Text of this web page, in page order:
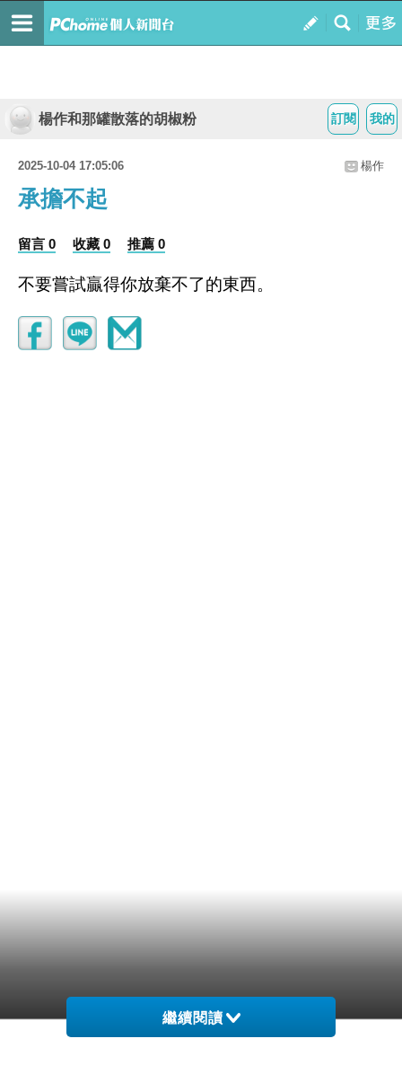
我的
訂閱
楊作和那罐散落的胡椒粉
2025-10-04 17:05:06 楊作
承擔不起
留言 0 收藏 0 推薦 0
不要嘗試贏得你放棄不了的東西。
繼續閱讀